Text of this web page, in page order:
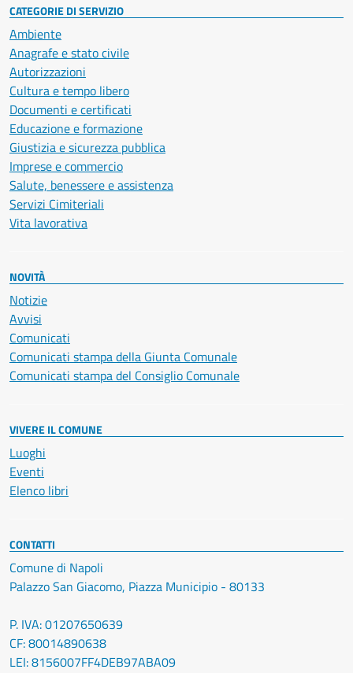
CATEGORIE DI SERVIZIO
Ambiente
Anagrafe e stato civile
Autorizzazioni
Cultura e tempo libero
Documenti e certificati
Educazione e formazione
Giustizia e sicurezza pubblica
Imprese e commercio
Salute, benessere e assistenza
Servizi Cimiteriali
Vita lavorativa
NOVITÀ
Notizie
Avvisi
Comunicati
Comunicati stampa della Giunta Comunale
Comunicati stampa del Consiglio Comunale
VIVERE IL COMUNE
Luoghi
Eventi
Elenco libri
CONTATTI
Comune di Napoli
Palazzo San Giacomo, Piazza Municipio - 80133
P. IVA: 01207650639
CF: 80014890638
LEI: 8156007FF4DEB97ABA09